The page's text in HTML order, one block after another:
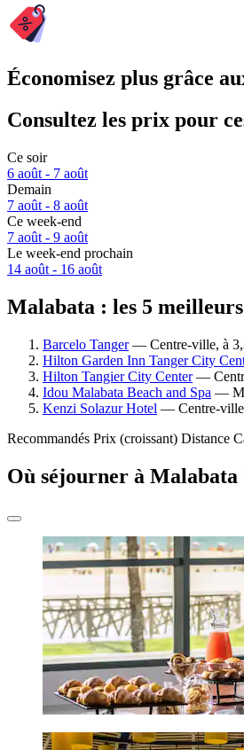
Économisez plus grâce
Consultez les prix pour
Ce soir
6 août - 7 août
Demain
7 août - 8 août
Ce week-end
7 août - 9 août
Le week-end prochain
14 août - 16 août
Malabata : les 5
Barcelo Tanger— Centre-ville, à
Hilton Garden Inn Tanger City
Hilton Tangier City Center—
Idou Malabata Beach and Spa —
Kenzi Solazur Hotel — Centre-
Recommandés Prix (croissant) Distance
Où séjourner à Malabata